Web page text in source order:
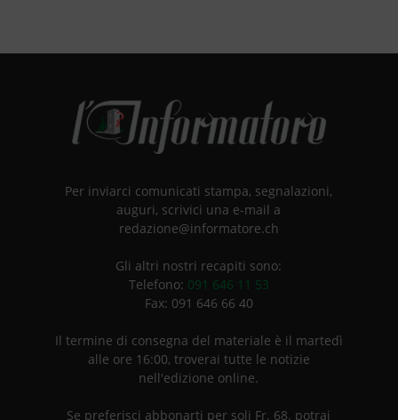
Per inviarci comunicati stampa, segnalazioni,
auguri, scrivici una e-mail a
redazione@informatore.ch
Gli altri nostri recapiti sono:
Telefono: 091 646 11 53
Fax: 091 646 66 40
Il termine di consegna del materiale è il martedì
alle ore 16:00, troverai tutte le notizie
nell'edizione online.
Se preferisci abbonarti per soli Fr. 68. potrai